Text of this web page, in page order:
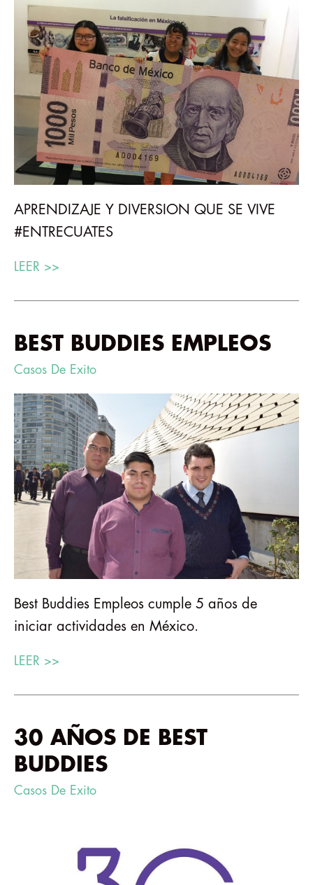
APRENDIZAJE Y DIVERSION QUE SE VIVE
#ENTRECUATES
LEER >>
BEST BUDDIES EMPLEOS
Casos De Exito
Best Buddies Empleos cumple 5 años de
iniciar actividades en México.
LEER >>
30 AÑOS DE BEST
BUDDIES
Casos De Exito